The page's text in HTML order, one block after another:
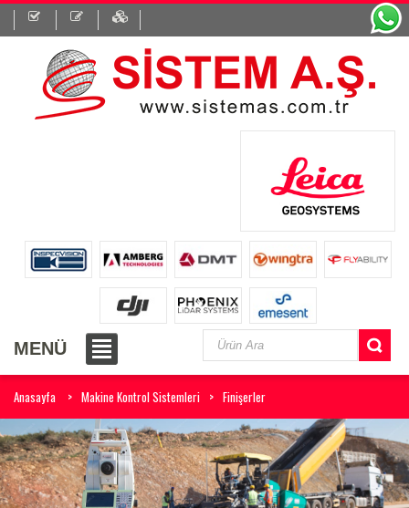
MENÜ
Anasayfa Makine Kontrol Sistemleri Finişerler